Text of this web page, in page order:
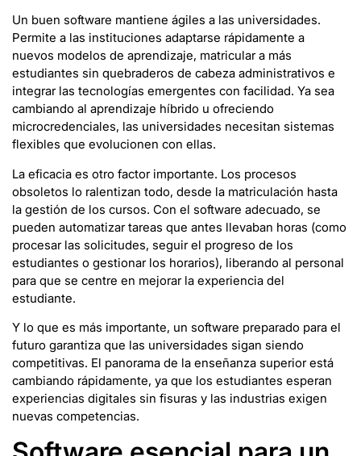
Un buen software mantiene ágiles a las universidades.
Permite a las instituciones adaptarse rápidamente a
nuevos modelos de aprendizaje, matricular a más
estudiantes sin quebraderos de cabeza administrativos e
integrar las tecnologías emergentes con facilidad. Ya sea
cambiando al aprendizaje híbrido u ofreciendo
microcredenciales, las universidades necesitan sistemas
flexibles que evolucionen con ellas.
La eficacia es otro factor importante. Los procesos
obsoletos lo ralentizan todo, desde la matriculación hasta
la gestión de los cursos. Con el software adecuado, se
pueden automatizar tareas que antes llevaban horas (como
procesar las solicitudes, seguir el progreso de los
estudiantes o gestionar los horarios), liberando al personal
para que se centre en mejorar la experiencia del
estudiante.
Y lo que es más importante, un software preparado para el
futuro garantiza que las universidades sigan siendo
competitivas. El panorama de la enseñanza superior está
cambiando rápidamente, ya que los estudiantes esperan
experiencias digitales sin fisuras y las industrias exigen
nuevas competencias.